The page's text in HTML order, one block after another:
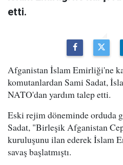
etti.
Afganistan İslam Emirliği'ne
komutanlardan Sami Sadat,
NATO'dan yardım talep etti.
Eski rejim döneminde orduda
Sadat, "Birleşik Afganistan
kuruluşunu ilan ederek İslam
savaş başlatmıştı.